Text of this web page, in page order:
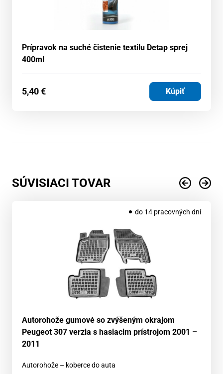
Prípravok na suché čistenie textilu Detap sprej
400ml
5,40€ Kúpiť
SÚVISIACI TOVAR
do 14 pracovných dní
Autorohože gumové so zvýšeným okrajom
Peugeot 307 verzia s hasiacim prístrojom 2001 –
2011
Autorohože – koberce do auta